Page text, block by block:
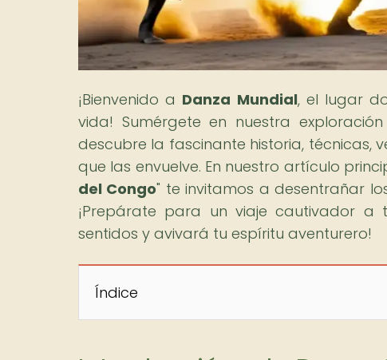
¡Bienvenido a Danza Mundial, el lugar
vida! Sumérgete en nuestra
descubre la fascinante historia, técnicas,
que las envuelve. En nuestro artículo
del Congo" te invitamos a desentrañar
¡Prepárate para un viaje cautivador
sentidos y avivará tu espíritu aventurero!
Índice